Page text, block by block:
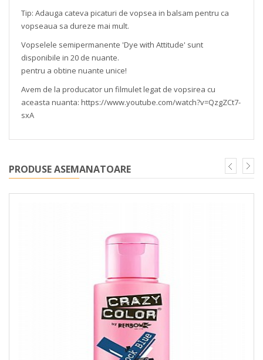
Tip: Adauga cateva picaturi de vopsea in balsam pentru ca
vopseaua sa dureze mai mult.
Vopselele semipermanente 'Dye with Attitude' sunt
disponibile in 20 de nuante.
pentru a obtine nuante unice!
Avem de la producator un filmulet legat de vopsirea cu
aceasta nuanta: https://www.youtube.com/watch?v=QzgZCt7-
sxA
PRODUSE ASEMANATOARE